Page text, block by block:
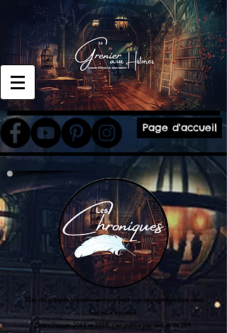
Page d'accueil
Mes chroniques représentent une part non négligeable dans mon
travail d'écriture.
Entre l'année 2010 et 2019, j'en publie pas moins de 209.